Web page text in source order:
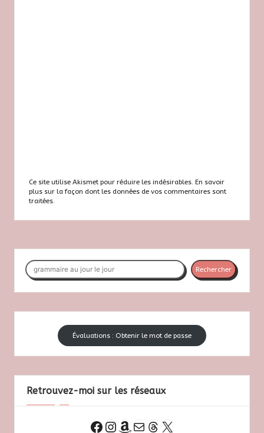
Ce site utilise Akismet pour réduire les indésirables. En savoir
plus sur la façon dont les données de vos commentaires sont
traitées.
Rechercher
Rechercher
Évaluations : Obtenir le mot de passe
Retrouvez-moi sur les réseaux
Facebook
Instagram
Amazon
E-mailThreads
X